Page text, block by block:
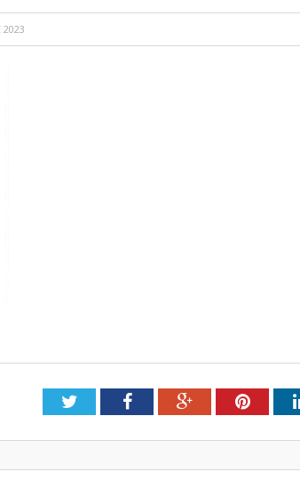
2023
TwitterFacebookGoogle+